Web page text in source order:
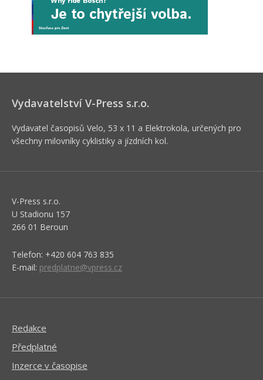
Vydavatelství V-Press s.r.o.
Vydavatel časopisů Velo, 53 x 11 a Elektrokola, určených pro
všechny milovníky cyklistiky a jízdních kol.
V-Press s.r.o.
U Stadionu 157
266 01 Beroun
Telefon: +420 604 763 835
E-mail: predplatne@vpress.cz
Redakce
Předplatné
Inzerce v časopise